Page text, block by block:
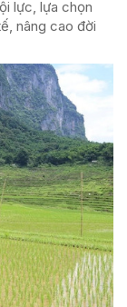
lực, lựa chọn
nâng cao đời